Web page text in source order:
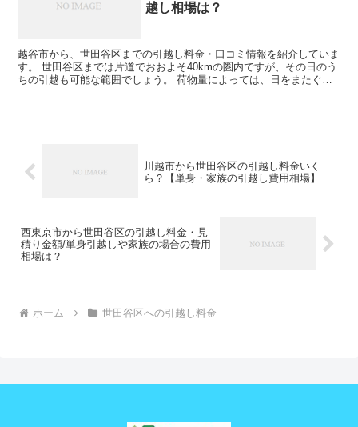
越し相場は？
越谷市から、世田谷区までの引越し料金・口コミ情報を紹介していま
す。 世田谷区までは片道でおおよそ40kmの圏内ですが、その日のう
ちの引越も可能な範囲でしょう。 荷物量によっては、日をまたぐ可
川越市から世田谷区の引越し料金いく
ら？【単身・家族の引越し費用相場】
西東京市から世田谷区の引越し料金・見
積り金額/単身引越しや家族の場合の費用
相場は？
ホーム 世田谷区への引越し料金